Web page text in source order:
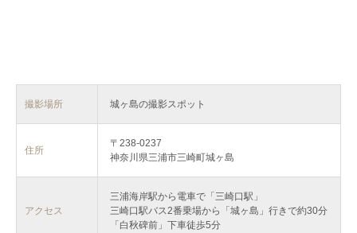
撮影場所 城ヶ島の撮影スポット
住所
〒238-0237
神奈川県三浦市三崎町城ヶ島
アクセス
三浦海岸駅から電車で「三崎口駅」
三崎口駅バス2番乗場から「城ヶ島」行きで約30分
「白秋碑前」下車徒歩5分